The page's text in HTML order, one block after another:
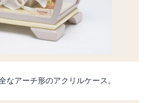
なアーチ形のアクリルケース。